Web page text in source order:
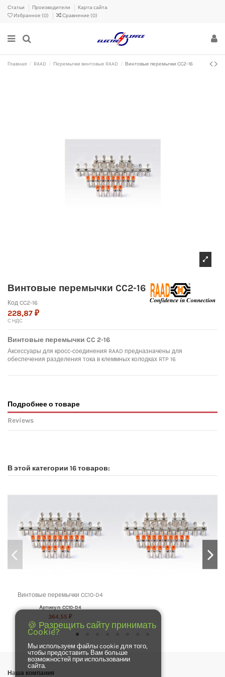
Статьи Производители
Карта сайта
Избранное (0) Сравнение (0)
Главная RAAD Перемычки винтовые RAAD Винтовые перемычки CC2-16
Винтовые перемычки CC2-16
Код CC2-16
228,87 ₽
С НДС
Винтовые перемычки CC 2-16
Аксессуары для кросс-соединения RAAD предназначены для
обеспечения разделения тока в клеммных колодках RTP 16
Подробнее о товаре
Reviews
В этой категории 16 товаров:
Винтовые перемычки CC10-D4
Артикул: CC10-D4
364,55 ₽
Наша компания
🍪 Разрещить сайту принимать
Cookie?
Мы используем файлы cookie для того,
чтобы предоставить Вам больше
возможностей при использовании
сайта.